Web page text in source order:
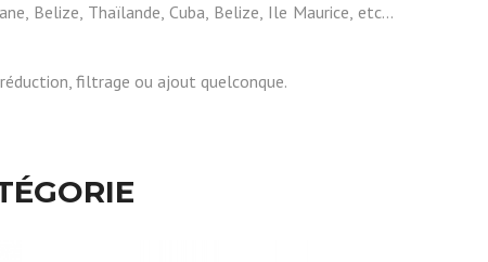
Belize, Thaïlande, Cuba, Belize, Ile Maurice, etc...
filtrage ou ajout quelconque.